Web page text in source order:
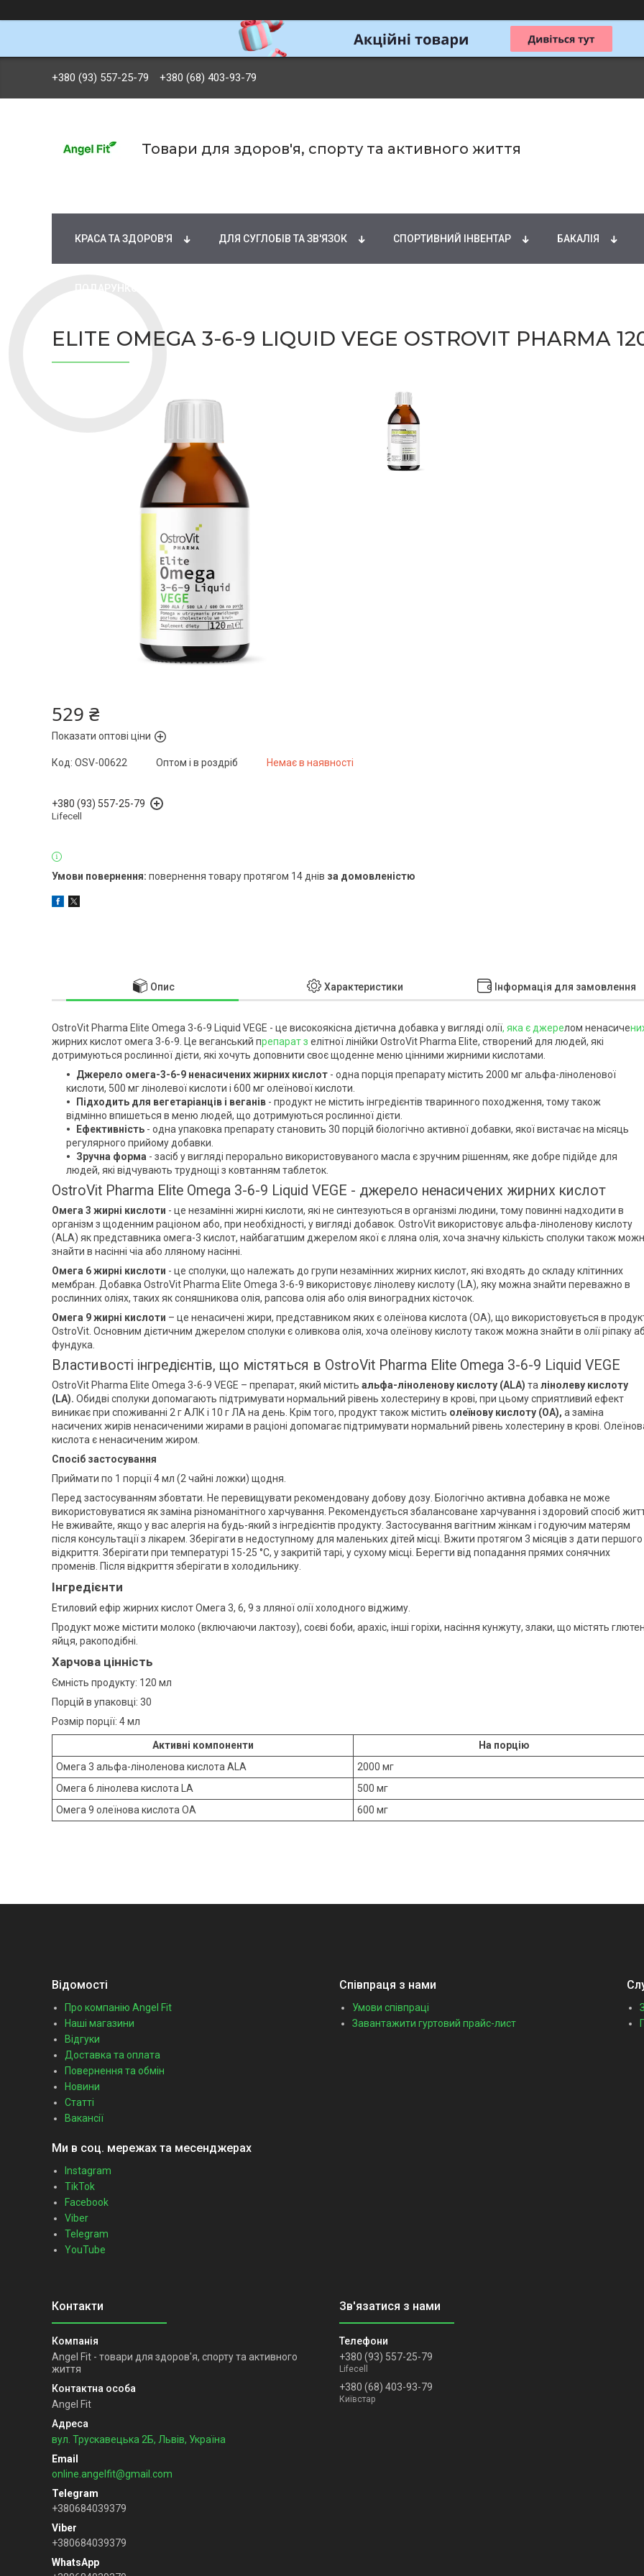
+380 (93) 557-25-79 +380 (68) 403-93-79
Товари для здоров'я, спорту та активного життя
КРАСА ТА ЗДОРОВ'Я ДЛЯ СУГЛОБІВ ТА ЗВ'ЯЗОК СПОРТИВНИЙ ІНВЕНТАР БАКАЛІЯ
ELITE OMEGA 3-6-9 LIQUID VEGE OSTROVIT PHARMA
529 ₴
Показати оптові ціни
Немає в наявності
Оптом і в роздріб
Код: OSV-00622
+380 (93) 557-25-79
Lifecell
повернення товару протягом 14 днів за домовленістю
Опис Характеристики Інформація для замовлення
OstroVit Pharma Elite Omega 3-6-9 Liquid VEGE - це високоякісна дієтична добавка у вигляді олії, яка є джерелом ненасиче
жирних кислот омега 3-6-9. Це веганський препарат з елітної лінійки OstroVit Pharma Elite, створений для людей, які
дотримуються рослинної дієти, які хочуть доповнити своє щоденне меню цінними жирними кислотами.
Джерело омега-3-6-9 ненасичених жирних кислот - одна порція препарату містить 2000 мг альфа-ліноленової
кислоти, 500 мг лінолевої кислоти і 600 мг олеїнової кислоти.
Підходить для вегетаріанців і веганів - продукт не містить інгредієнтів тваринного походження, тому також
відмінно впишеться в меню людей, що дотримуються рослинної дієти.
Ефективність - одна упаковка препарату становить 30 порцій біологічно активної добавки, якої вистачає на місяць
регулярного прийому добавки.
Зручна форма - засіб у вигляді перорально використовуваного масла є зручним рішенням, яке добре підійде для
людей, які відчувають труднощі з ковтанням таблеток.
OstroVit Pharma Elite Omega 3-6-9 Liquid VEGE - джерело ненасичених жирних кислот
Омега 3 жирні кислоти - це незамінні жирні кислоти, які не синтезуються в організмі людини, тому повинні надходити в
організм з щоденним раціоном або, при необхідності, у вигляді добавок. OstroVit використовує альфа-ліноленову кислоту
(ALA) як представника омега-3 кислот, найбагатшим джерелом якої є лляна олія, хоча значну кількість сполуки також
знайти в насінні чіа або лляному насінні.
Омега 6 жирні кислоти - це сполуки, що належать до групи незамінних жирних кислот, які входять до складу клітинних
мембран. Добавка OstroVit Pharma Elite Omega 3-6-9 використовує лінолеву кислоту (LA), яку можна знайти переважно в
рослинних оліях, таких як соняшникова олія, рапсова олія або олія виноградних кісточок.
Омега 9 жирні кислоти – це ненасичені жири, представником яких є олеїнова кислота (ОА), що використовується в
OstroVit. Основним дієтичним джерелом сполуки є оливкова олія, хоча олеїнову кислоту також можна знайти в олії ріпаку
фундука.
Властивості інгредієнтів, що містяться в OstroVit Pharma Elite Omega 3-6-9 Liquid VEGE
OstroVit Pharma Elite Omega 3-6-9 VEGE – препарат, який містить альфа-ліноленову кислоту (ALA) та лінолеву кислоту
(LA). Обидві сполуки допомагають підтримувати нормальний рівень холестерину в крові, при цьому сприятливий ефект
виникає при споживанні 2 г АЛК і 10 г ЛА на день. Крім того, продукт також містить олеїнову кислоту (ОА), а заміна
насичених жирів ненасиченими жирами в раціоні допомагає підтримувати нормальний рівень холестерину в крові.
кислота є ненасиченим жиром.
Спосіб застосування
Приймати по 1 порції 4 мл (2 чайні ложки) щодня.
Перед застосуванням збовтати. Не перевищувати рекомендовану добову дозу. Біологічно активна добавка не може
використовуватися як заміна різноманітного харчування. Рекомендується збалансоване харчування і здоровий спосіб
Не вживайте, якщо у вас алергія на будь-який з інгредієнтів продукту. Застосування вагітним жінкам і годуючим матерям
після консультації з лікарем. Зберігати в недоступному для маленьких дітей місці. Вжити протягом 3 місяців з дати першого
відкриття. Зберігати при температурі 15-25 °C, у закритій тарі, у сухому місці. Берегти від попадання прямих сонячних
променів. Після відкриття зберігати в холодильнику.
Інгредієнти
Етиловий ефір жирних кислот Омега 3, 6, 9 з лляної олії холодного віджиму.
Продукт може містити молоко (включаючи лактозу), соєві боби, арахіс, інші горіхи, насіння кунжуту, злаки, що містять
яйця, ракоподібні.
Харчова цінність
Ємність продукту: 120 мл
Порцій в упаковці: 30
Розмір порції: 4 мл
Активні компоненти
На порцію
Омега 3 альфа-ліноленова кислота ALA
2000 мг
Омега 6 лінолева кислота LA
500 мг
Омега 9 олеїнова кислота ОА
600 мг
Відомості
Про компанію Angel Fit
Наші магазини
Відгуки
Доставка та оплата
Повернення та обмін
Новини
Статті
Вакансії
Співпраця з нами
Умови співпраці
Завантажити гуртовий прайс-лист
Ми в соц. мережах та месенджерах
Instagram
TikTok
Facebook
Viber
Telegram
YouTube
Angel Fit - товари для здоров'я, спорту та активного
життя
Angel Fit
вул. Трускавецька 2Б, Львів, Україна
online.angelfit@gmail.com
+380684039379
+380684039379
+380 (93) 557-25-79
Lifecell
+380 (68) 403-93-79
Київстар